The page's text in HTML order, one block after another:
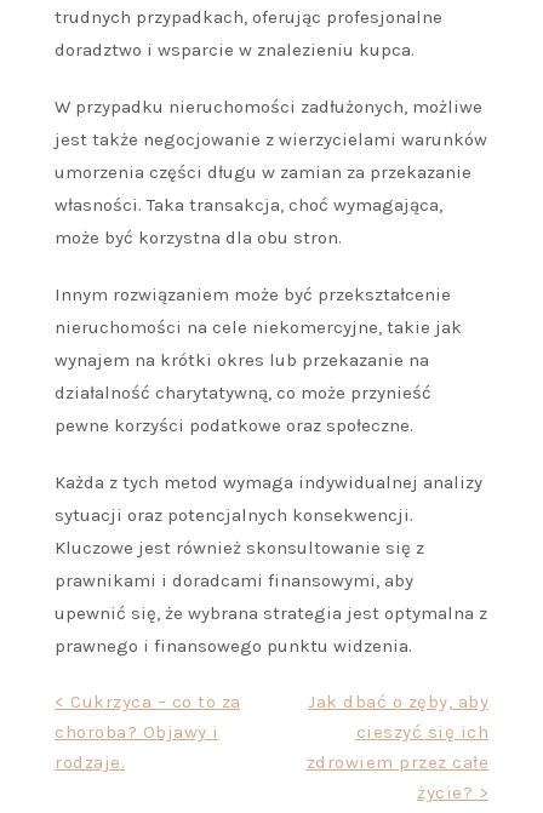
trudnych przypadkach, oferując profesjonalne
doradztwo i wsparcie w znalezieniu kupca.
W przypadku nieruchomości zadłużonych, możliwe
jest także negocjowanie z wierzycielami warunków
umorzenia części długu w zamian za przekazanie
własności. Taka transakcja, choć wymagająca,
może być korzystna dla obu stron.
Innym rozwiązaniem może być przekształcenie
nieruchomości na cele niekomercyjne, takie jak
wynajem na krótki okres lub przekazanie na
działalność charytatywną, co może przynieść
pewne korzyści podatkowe oraz społeczne.
Każda z tych metod wymaga indywidualnej analizy
sytuacji oraz potencjalnych konsekwencji.
Kluczowe jest również skonsultowanie się z
prawnikami i doradcami finansowymi, aby
upewnić się, że wybrana strategia jest optymalna z
prawnego i finansowego punktu widzenia.
Nawigacja
wpisu
< Cukrzyca – co to za
choroba? Objawy i
rodzaje.
Jak dbać o zęby, aby
cieszyć się ich
zdrowiem przez całe
życie? >